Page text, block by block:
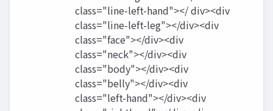
class="line-left-hand"></ div><div
class="line-left-leg"></div><div
class="face"></div><div
class="neck"></div><div
class="body"></div><div
class="belly"></div><div
class="left-hand"></div><div